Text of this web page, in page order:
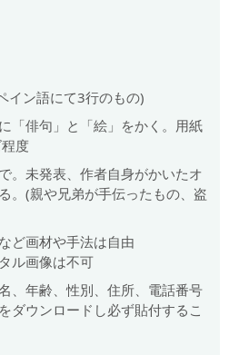
イン語にて3行のもの)
「俳句」と「絵」をかく。用紙
度
。未発表、作者自身がかいたオ
。(親や兄弟が手伝ったもの、盗
ど画材や手法は自由
ル画像は不可
、年齢、性別、住所、電話番号
ダウンロードし必ず貼付するこ